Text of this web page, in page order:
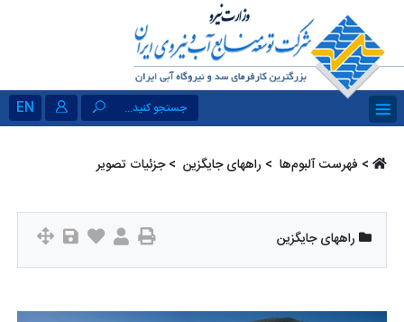
EN جستجو کنید...
> فهرست آلبو‌م‌ها ‏ >راههای جایگزین ‏ > جزئیات تصویر
راههای جایگزین